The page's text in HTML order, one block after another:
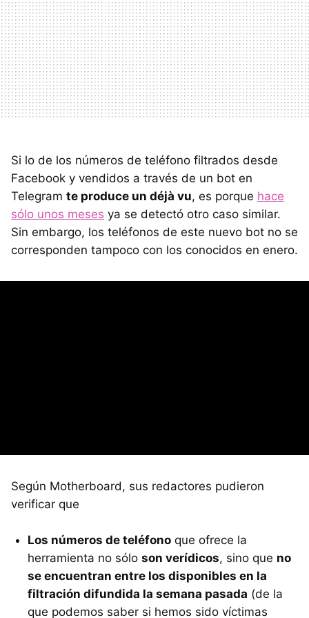
Si lo de los números de teléfono filtrados desde
Facebook y vendidos a través de un bot en
Telegram te produce un déjà vu, es porque hace
sólo unos meses ya se detectó otro caso similar.
Sin embargo, los teléfonos de este nuevo bot no se
corresponden tampoco con los conocidos en enero.
Según Motherboard, sus redactores pudieron
verificar que
Los números de teléfono que ofrece la
herramienta no sólo son verídicos, sino que no
se encuentran entre los disponibles en la
filtración difundida la semana pasada (de la
que podemos saber si hemos sido víctimas